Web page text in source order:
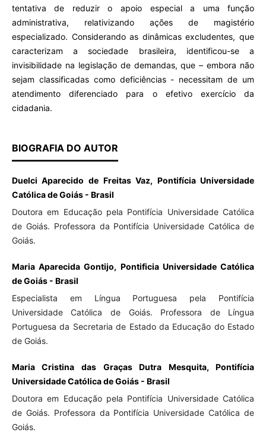
tentativa de reduzir o apoio especial a uma função
administrativa, relativizando ações de magistério
especializado. Considerando as dinâmicas excludentes, que
caracterizam a sociedade brasileira, identificou-se a
invisibilidade na legislação de demandas, que – embora não
sejam classificadas como deficiências - necessitam de um
atendimento diferenciado para o efetivo exercício da
cidadania.
BIOGRAFIA DO AUTOR
Duelci Aparecido de Freitas Vaz, Pontifícia Universidade
Católica de Goiás - Brasil
Doutora em Educação pela Pontifícia Universidade Católica
de Goiás. Professora da Pontifícia Universidade Católica de
Goiás.
Maria Aparecida Gontijo, Pontificia Universidade Católica
de Goiás - Brasil
Especialista em Língua Portuguesa pela Pontifícia
Universidade Católica de Goiás. Professora de Língua
Portuguesa da Secretaria de Estado da Educação do Estado
de Goiás.
Maria Cristina das Graças Dutra Mesquita, Pontifícia
Universidade Católica de Goiás - Brasil
Doutora em Educação pela Pontifícia Universidade Católica
de Goiás. Professora da Pontifícia Universidade Católica de
Goiás.